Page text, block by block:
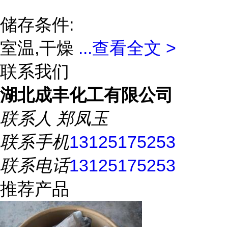
储存条件:
室温,干燥 ...查看全文 >
联系我们
湖北成丰化工有限公司
联系人 郑凤玉
联系手机13125175253
联系电话13125175253
推荐产品